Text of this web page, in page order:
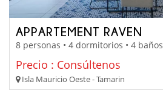
APPARTEMENT RAVEN
8 personas • 4 dormitorios • 4 baños
Precio : Consúltenos
Isla Mauricio Oeste - Tamarin